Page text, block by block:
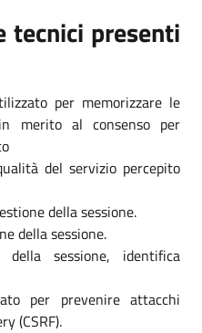
tecnici presenti
per memorizzare le
merito al consenso per
del servizio percepito
della sessione.
della sessione.
sessione, identifica
per prevenire attacchi
(CSRF).